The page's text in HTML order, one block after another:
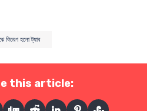
বিতরণ হলো ট্যাব
this article: